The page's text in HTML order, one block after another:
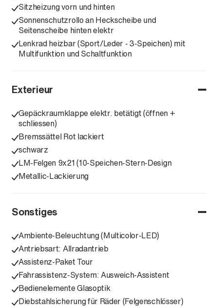
Sitzheizung vorn und hinten
Sonnenschutzrollo an Heckscheibe und
Seitenscheibe hinten elektr
Lenkrad heizbar (Sport/Leder - 3-Speichen) mit
Multifunktion und Schaltfunktion
Exterieur
Gepäckraumklappe elektr. betätigt (öffnen +
schliessen)
Bremssättel Rot lackiert
schwarz
LM-Felgen 9x21 (10-Speichen-Stern-Design
Metallic-Lackierung
Sonstiges
Ambiente-Beleuchtung (Multicolor-LED)
Antriebsart: Allradantrieb
Assistenz-Paket Tour
Fahrassistenz-System: Ausweich-Assistent
Bedienelemente Glasoptik
Diebstahlsicherung für Räder (Felgenschlösser)